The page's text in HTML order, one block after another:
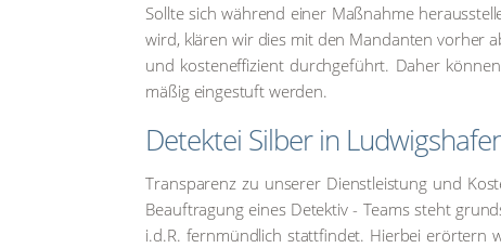
Soll­te sich wäh­rend einer Maß­nah­me
wird, klä­ren wir dies mit den Man­dan­ten vor­her
und kos­ten­ef­fi­zi­ent durch­ge­führt. Daher
mä­ßig ein­ge­stuft wer­den.
Detek­tei Sil­ber in
Trans­pa­renz zu unse­rer Dienst­leis­tung und
Beauf­tra­gung eines Detek­tiv - Teams steht
i.d.R. fern­münd­lich statt­fin­det. Hier­bei erör­tern